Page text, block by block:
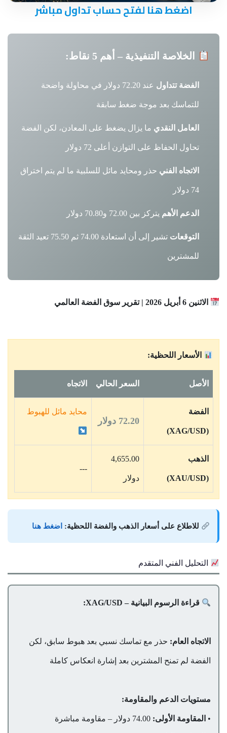
اضغط هنا لفتح حساب تداول مباشر
الخلاصة التنفيذية – أهم 5 نقاط:
الفضة تتداول عند 72.20 دولار في محاولة واضحة
للتماسك بعد موجة ضغط سابقة
العامل النقدي ما يزال يضغط على المعادن، لكن الفضة
تحاول الحفاظ على التوازن أعلى 72 دولار
الاتجاه الفني حذر ومحايد مائل للسلبية ما لم يتم اختراق
74 دولار
الدعم الأهم يتركز بين 72.00 و70.80 دولار
التوقعات تشير إلى أن استعادة 74.00 ثم 75.50 تعيد الثقة
للمشترين
الاثنين 6 أبريل 2026 | تقرير سوق الفضة العالمي
الأسعار اللحظية:
الأصل السعر الحالي الاتجاه
الفضة
(XAG/USD)
72.20 دولار
محايد مائل للهبوط
الذهب
(XAU/USD)
4,655.00
دولار
---
للاطلاع على أسعار الذهب والفضة اللحظية: اضغط هنا
التحليل الفني المتقدم
قراءة الرسوم البيانية – XAG/USD:
الاتجاه العام: حذر مع تماسك نسبي بعد هبوط سابق، لكن
الفضة لم تمنح المشترين بعد إشارة انعكاس كاملة
مستويات الدعم والمقاومة:
• المقاومة الأولى: